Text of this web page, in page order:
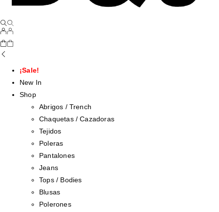
¡Sale!
New In
Shop
Abrigos / Trench
Chaquetas / Cazadoras
Tejidos
Poleras
Pantalones
Jeans
Tops / Bodies
Blusas
Polerones